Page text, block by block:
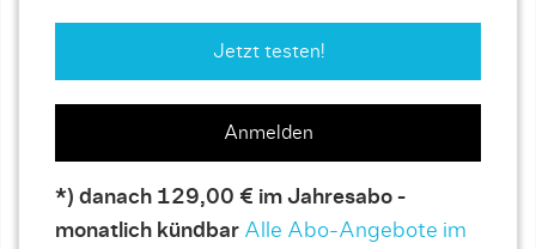
Jetzt testen!
Anmelden
*) danach 129,00 € im Jahresabo -
monatlich kündbar Alle Abo-Angebote im